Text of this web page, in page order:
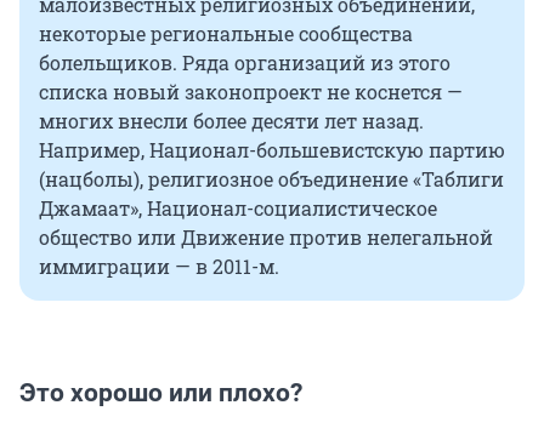
некоторые региональные сообщества
болельщиков. Ряда организаций из этого
списка новый законопроект не коснется —
многих внесли более десяти лет назад.
Например, Национал-большевистскую партию
(нацболы), религиозное объединение «Таблиги
Джамаат», Национал-социалистическое
общество или Движение против нелегальной
иммиграции — в 2011-м.
Это хорошо или плохо?